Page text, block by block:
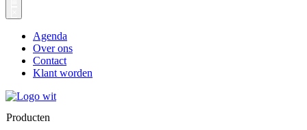
Agenda
Over ons
Contact
Klant worden
Producten